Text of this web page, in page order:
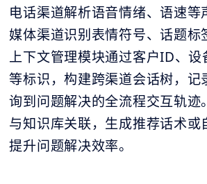
电话渠道解析语音情绪、语速等
媒体渠道识别表情符号、话题标
上下文管理模块通过客户ID、
等标识，构建跨渠道会话树，记
询到问题解决的全流程交互轨迹
与知识库关联，生成推荐话术或
提升问题解决效率。